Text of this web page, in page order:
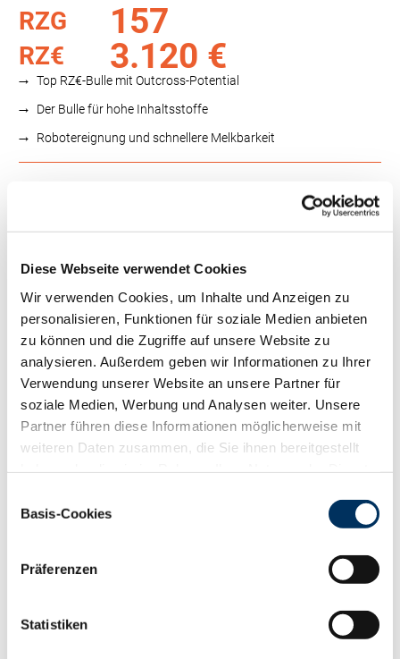
Diese Webseite verwendet Cookies
Wir verwenden Cookies, um Inhalte und Anzeigen zu
personalisieren, Funktionen für soziale Medien anbieten
zu können und die Zugriffe auf unsere Website zu
analysieren. Außerdem geben wir Informationen zu Ihrer
Verwendung unserer Website an unsere Partner für
soziale Medien, Werbung und Analysen weiter. Unsere
Partner führen diese Informationen möglicherweise mit
weiteren Daten zusammen, die Sie ihnen bereitgestellt
Cookies, wenn Sie unsere Webseite weiterhin nutzen.
Basis-Cookies
Präferenzen
Statistiken
RZG 157
RZ€ 3.120 €
Top RZ€-Bulle mit Outcross-Potential
Der Bulle für hohe Inhaltsstoffe
Robotereignung und schnellere Melkbarkeit
RZS
RZKm
RZÖko
Gesundheit
88 100 112 124
RZGesund
116
RZEuterfit
RZRepro
111
115
150